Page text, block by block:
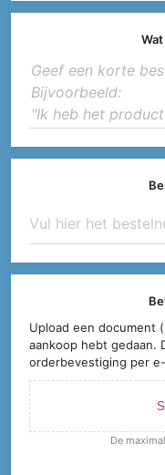
Upload een document
aankoop hebt gedaan.
orderbevestiging per
De